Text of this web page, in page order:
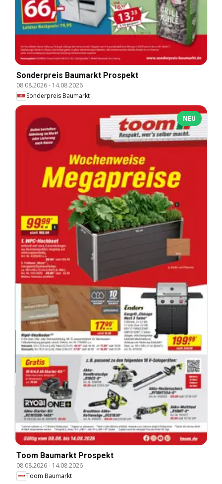
Sonderpreis Baumarkt Prospekt
08.08.2026- 14.08.2026
Sonderpreis Baumarkt
NEU
Toom Baumarkt Prospekt
08.08.2026- 14.08.2026
Toom Baumarkt